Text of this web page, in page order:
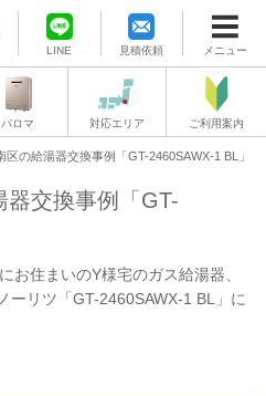
LINE 見積依頼 メニュー
パロマ 対応エリア ご利用案内
区の給湯器交換事例「GT-2460SAWX-1 BL」
交換事例「GT-
お住まいのY様宅のガス給湯器、
ーリツ「GT-2460SAWX-1 BL」に